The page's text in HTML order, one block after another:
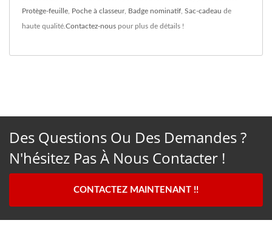
Protège-feuille Poche à classeur, Badge nominatif Sac-cadeau de
haute qualité. Contactez-nous pour plus de détails !
Des Questions Ou Des Demandes ?
N'hésitez Pas À Nous Contacter !
CONTACTEZ MAINTENANT !!